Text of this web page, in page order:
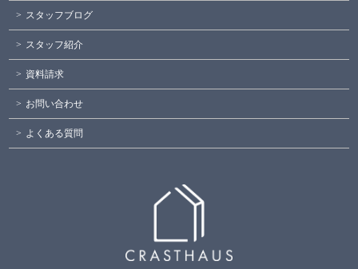
スタッフブログ
スタッフ紹介
資料請求
お問い合わせ
よくある質問